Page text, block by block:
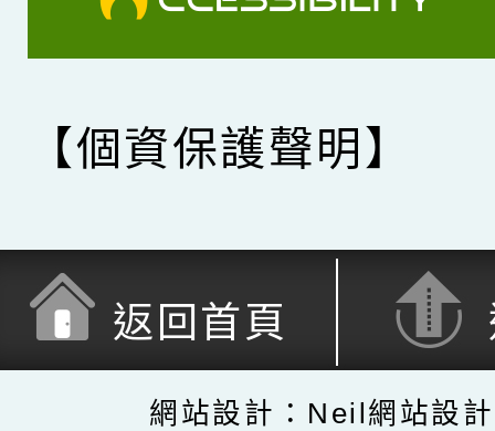
【個資保護聲明】
返回首頁
網站設計：Neil網站設